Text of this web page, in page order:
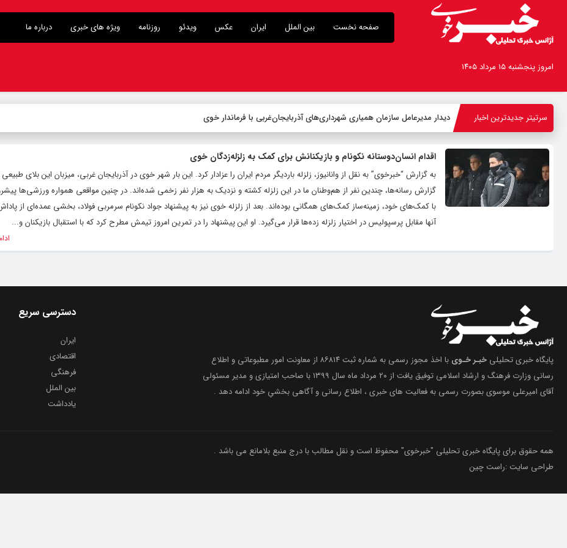
صفحه نخست بین الملل ایران عکس ویدئو روزنامه ویژه های خبری درباره ما
امروز پنجشنبه ۱۵ مرداد ۱۴۰۵
سرتیتر جدیدترین اخبار دیدار مدیرعامل سازمان همیاری شهرداری‌های آذربایجان‌غربی با فرماندار خوی
اقدام انسان‌دوستانه نکونام و بازیکنانش برای کمک به زلزله‌زدگان خوی
به گزارش “خبرخوی” به نقل از وانانیوز، زلزله باردیگر مردم ایران را عزادار کرد. این بار شهر خوی در آذربایجان غربی، میزبان این بلای
گزارش رسانه‌ها، چندین نفر از هم‌وطنان‌ ما در این زلزله کشته و نزدیک به هزار نفر زخمی شده‌اند. در چنین مواقعی همواره ورزشی‌ها
با کمک‌های خود، زمینه‌ساز کمک‌های همگانی بوده‌اند. بعد از زلزله خوی نیز به پیشنهاد جواد نکونام سرمربی فولاد، بخشی عمده‌ای از
آنها مقابل پرسپولیس در اختیار زلزله زده‌ها قرار می‌گیرد. او این پیشنهاد را در تمرین امروز تیمش مطرح کرد که با استقبال بازیکنان و...
پایگاه خبری تحلیلی خبـر خـوی
با اخذ مجوز رسمی به شماره ثبت ۸۶۸۱۴ از معاونت امور مطبوعاتی و اطلاع
رسانی وزارت فرهنگ و ارشاد اسلامی توفیق یافت از ۲۰ مرداد ماه سال ۱۳۹۹ با صاحب امتیازی و مدیر مسئولی
آقای امیرعلی موسوی بصورت رسمی به فعالیت های خبری ، اطلاع رسانی و آگاهی بخشیِ خود ادامه دهد .
دسترسی سریع
ایران
اقتصادی
فرهنگی
بین الملل
یادداشت
همه حقوق برای پایگاه خبری تحلیلی "خبرخوی" محفوظ است و نقل مطالب با درج منبع بلامانع می باشد .
طراحی سایت :راست چین